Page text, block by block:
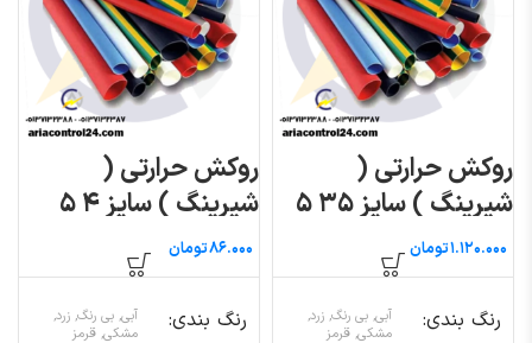
روکش حرارتی (
شیرینگ ) سایز ۳۵ ۵
متری تومان
رنگ بندی
آبی, بی رنگ, زرد,
مشکی, قرمز
روکش حرارتی (
شیرینگ ) سایز ۴ ۵
متریتومان
رنگ بندی
آبی, بی رنگ, زرد,
مشکی, قرمز